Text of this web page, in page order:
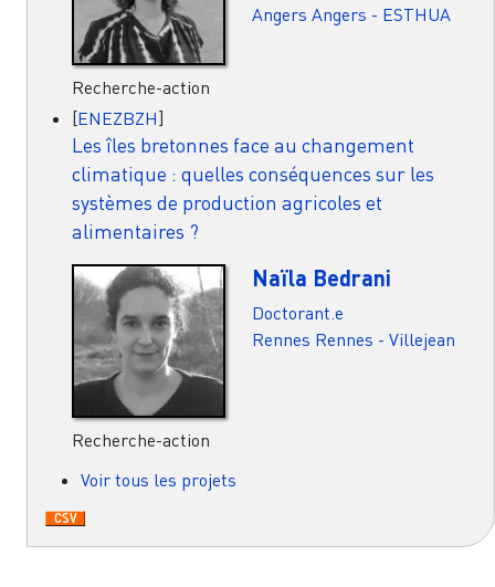
Angers Angers - ESTHUA
Recherche-action
[ENEZBZH]
Les îles bretonnes face au changement
climatique : quelles conséquences sur les
systèmes de production agricoles et
alimentaires ?
Naïla Bedrani
Doctorant.e
Rennes Rennes - Villejean
Recherche-action
Voir tous les projets